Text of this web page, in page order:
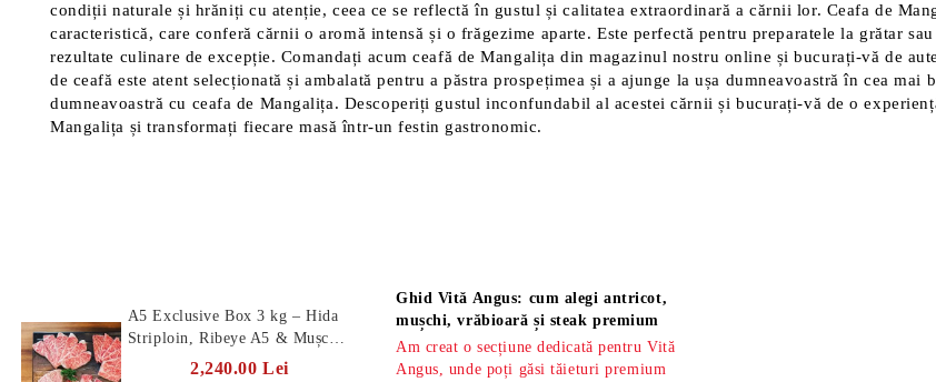
condiții naturale și hrăniți cu atenție, ceea ce se reflectă în gustul și calitatea extraordinară a cărnii lor. Ceafa de
caracteristică, care conferă cărnii o aromă intensă și o frăgezime aparte. Este perfectă pentru preparatele la grătar
rezultate culinare de excepție. Comandați acum ceafă de Mangalița din magazinul nostru online și bucurați-vă de
de ceafă este atent selecționată și ambalată pentru a păstra prospețimea și a ajunge la ușa dumneavoastră în cea
dumneavoastră cu ceafa de Mangalița. Descoperiți gustul inconfundabil al acestei cărnii și bucurați-vă de o
Mangalița și transformați fiecare masă într-un festin gastronomic.
A5 Exclusive Box 3 kg – Hida
Striploin, Ribeye A5 & Mușchi
2,240.00 Lei
Ghid Vită Angus: cum alegi antricot,
mușchi, vrăbioară și steak premium
Am creat o secțiune dedicată pentru Vită
Angus, unde poți găsi tăieturi premium